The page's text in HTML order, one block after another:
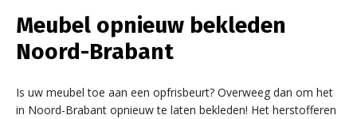
Meubel opnieuw bekleden
Noord-Brabant
Is uw meubel toe aan een opfrisbeurt? Overweeg dan om het
in Noord-Brabant opnieuw te laten bekleden! Het herstofferen